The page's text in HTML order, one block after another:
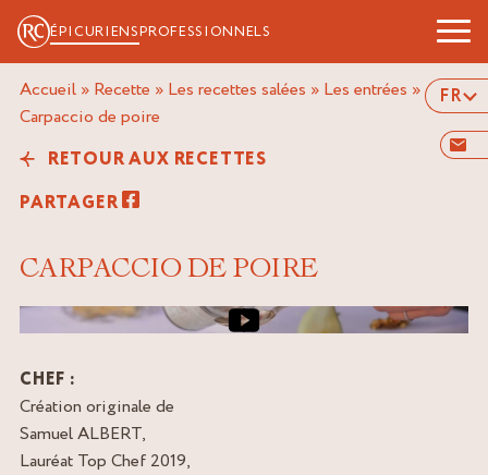
ÉPICURIENSPROFESSIONNELS
FR
Accueil » Recette » Les recettes salées » Les entrées »
carpaccio de poire
RETOUR AUX RECETTES
PARTAGER
CARPACCIO DE POIRE
Image de couverture de la vidéo
CHEF :
Création originale de
Samuel ALBERT,
Lauréat Top Chef 2019,